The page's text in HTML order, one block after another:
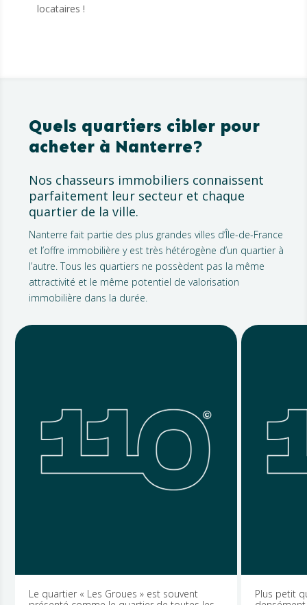
locataires !
Quels quartiers cibler pour
acheter à Nanterre?
Nos chasseurs immobiliers connaissent
parfaitement leur secteur et chaque
quartier de la ville.
Nanterre fait partie des plus grandes villes d’Île-de-France
et l’offre immobilière y est très hétérogène d’un quartier à
l’autre. Tous les quartiers ne possèdent pas la même
attractivité et le même potentiel de valorisation
immobilière dans la durée.
Le quartier « Les Groues » est souvent
Plus petit